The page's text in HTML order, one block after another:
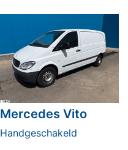
Mercedes Vito
Handgeschakeld